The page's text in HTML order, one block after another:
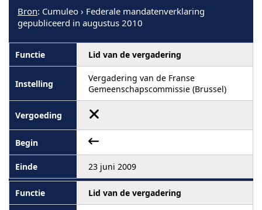
Bron: Cumuleo › Federale mandatenverklaring
gepubliceerd in augustus 2010
Lid van de vergadering
Vergadering van de Franse
Gemeenschapscommissie (Brussel)
23 juni 2009
Lid van de vergadering